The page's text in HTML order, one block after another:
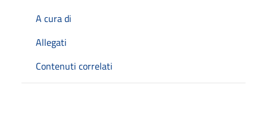
A cura di
Allegati
Contenuti correlati